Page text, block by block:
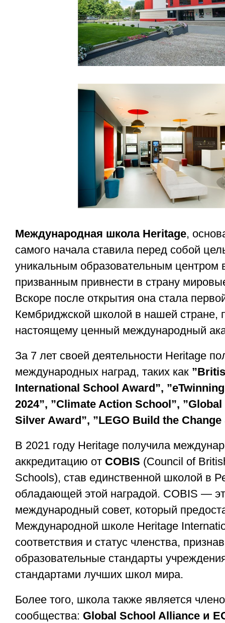
Международная школа Heritage,
самого начала ставила перед собой
уникальным образовательным центром
призванным привнести в страну
Вскоре после открытия она стала
Кембриджской школой в нашей стране,
настоящему ценный международный
За 7 лет своей деятельности Heritage
международных наград, таких как
International School Award”,
2024”, ”Climate Action School”,
Silver Award”, ”LEGO Build the
В 2021 году Heritage получила
аккредитацию от COBIS (Council of
Schools), став единственной школой в
обладающей этой наградой. COBIS —
международный совет, который
Международной школе Heritage
соответствия и статус членства,
образовательные стандарты
стандартами лучших школ мира.
Более того, школа также является
сообщества: Global School Alliance и